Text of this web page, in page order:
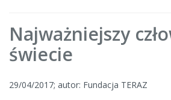
Najważniejszy
świecie
29/04/2017; autor: Fundacja TERAZ